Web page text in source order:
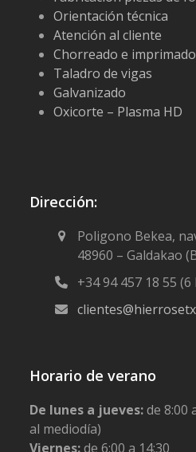
Orientación técnica
Atención al cliente
Chorreado e imprimado
Taladro de vigas
Galvanizado
Oxicorte – Plasma HD
Dirección:
Poligono Bekea,
48960 – Galdakao
+34 94 457 18 55 (6
Horario de verano
De lunes a jueves:de 8:00
al mediodía)
Viernes:de 6:00 a 14:30